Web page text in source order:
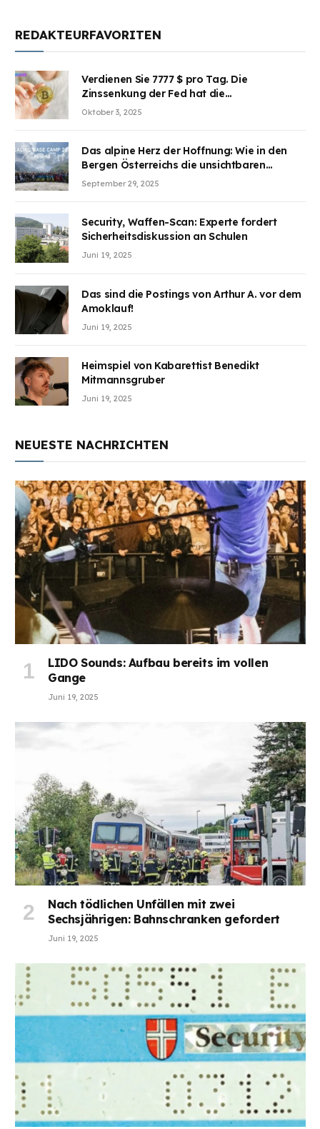
REDAKTEURFAVORITEN
Verdienen Sie 7777 $ pro Tag. Die
Zinssenkung der Fed hat die
Aufmerksamkeit des Marktes erregt.
Oktober 3, 2025
Das alpine Herz der Hoffnung: Wie in den
Bergen Österreichs die unsichtbaren
Wunden des Kriegesheilen
September 29, 2025
Security, Waffen-Scan: Experte fordert
Sicherheitsdiskussion an Schulen
Juni 19, 2025
Das sind die Postings von Arthur A. vor dem
Amoklauf!
Juni 19, 2025
Heimspiel von Kabarettist Benedikt
Mitmannsgruber
Juni 19, 2025
NEUESTE NACHRICHTEN
LIDO Sounds: Aufbau bereits im vollen
Gange
Juni 19, 2025
Nach tödlichen Unfällen mit zwei
Sechsjährigen: Bahnschranken gefordert
Juni 19, 2025